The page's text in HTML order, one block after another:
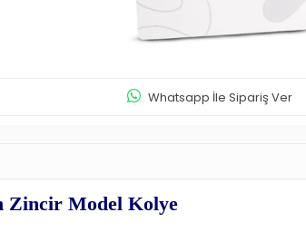
Whatsapp İle Sipariş Ver
Zincir Model Kolye